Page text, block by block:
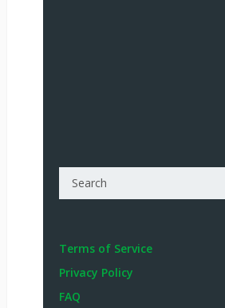
Terms of Service
Privacy Policy
FAQ